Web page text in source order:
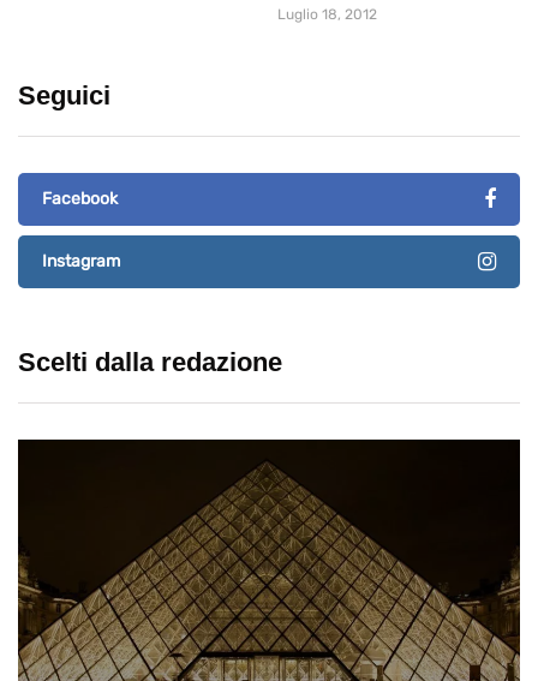
Luglio 18, 2012
Seguici
Facebook
Instagram
Scelti dalla redazione